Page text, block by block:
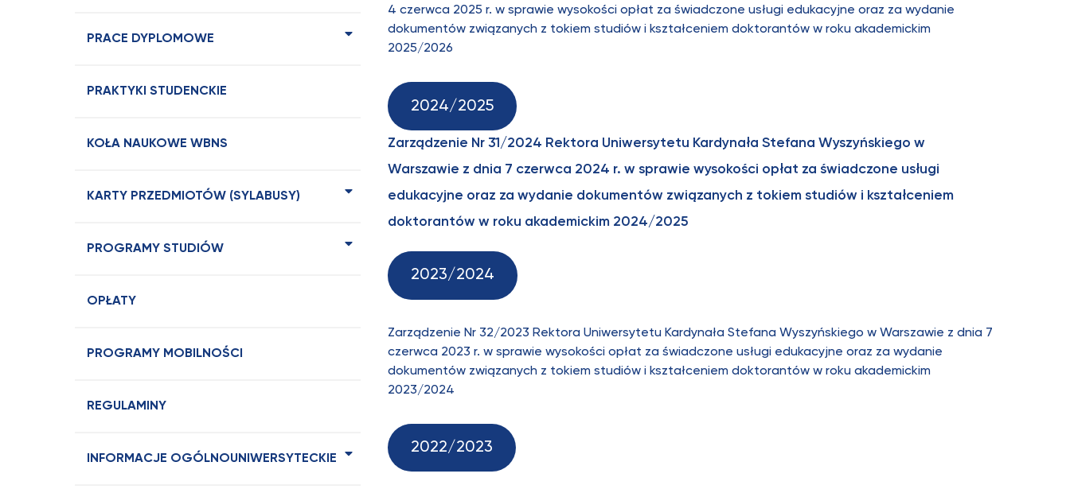
PRACE DYPLOMOWE
PRAKTYKI STUDENCKIE
KOŁA NAUKOWE WBNS
KARTY PRZEDMIOTÓW (SYLABUSY)
PROGRAMY STUDIÓW
OPŁATY
PROGRAMY MOBILNOŚCI
REGULAMINY
INFORMACJE OGÓLNOUNIWERSYTECKIE
4 czerwca 2025 r. w sprawie wysokości opłat za świadczone usługi edukacyjne oraz za wydanie
dokumentów związanych z tokiem studiów i kształceniem doktorantów w roku akademickim
2025/2026
2024/2025
Zarządzenie Nr 31/2024 Rektora Uniwersytetu Kardynała Stefana Wyszyńskiego w
Warszawie z dnia 7 czerwca 2024 r. w sprawie wysokości opłat za świadczone usługi
edukacyjne oraz za wydanie dokumentów związanych z tokiem studiów i kształceniem
doktorantów w roku akademickim 2024/2025
2023/2024
Zarządzenie Nr 32/2023 Rektora Uniwersytetu Kardynała Stefana Wyszyńskiego w Warszawie z dnia 7
czerwca 2023 r. w sprawie wysokości opłat za świadczone usługi edukacyjne oraz za wydanie
dokumentów związanych z tokiem studiów i kształceniem doktorantów w roku akademickim
2023/2024
2022/2023